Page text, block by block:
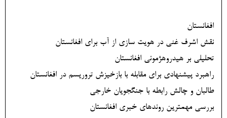
افغانستان
نقش اشرف غنی در هویت سازی از آب برای افغانستان
تحلیلی بر هیدروهژمونی افغانستان
راهبرد پیشنهادی برای مقابله با بازخیزش تروریسم در افغانستان
طالبان و چالش رابطه با جنگجویان خارجی
بررسی مهمترین روندهای خبری افغانستان